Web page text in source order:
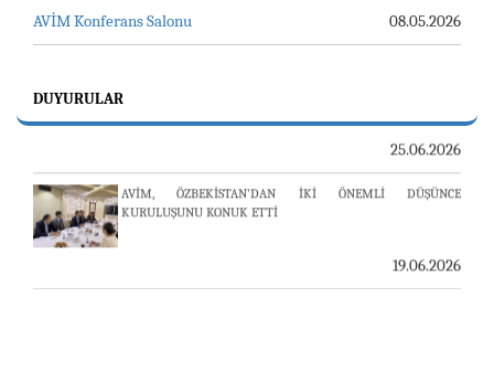
AVİM Konferans Salonu 08.05.2026
DUYURULAR
AVİM, ÖZBEKİSTAN’DAN İKİ ÖNEMLİ DÜŞÜNCE
KURULUŞUNU KONUK ETTİ